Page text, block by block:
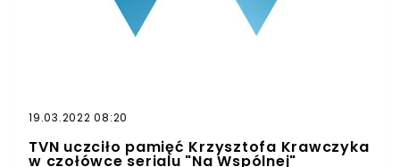
19.03.2022 08:20
TVN uczciło pamięć Krzysztofa Krawczyka
w czołówce serialu "Na Wspólnej"